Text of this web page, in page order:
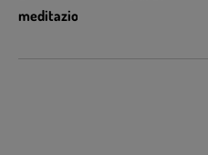
meditazione